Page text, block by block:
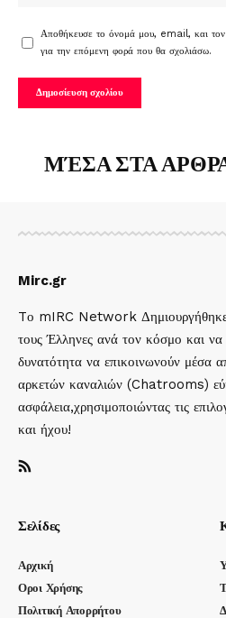
Αποθήκευσε το όνομά μου, email, και τον
για την επόμενη φορά που θα σχολιάσω.
ΜΈΣΑ ΣΤΑ
Mirc.gr
Tο mIRC Network
τους Έλληνες ανά τον κόσμο και να
δυνατότητα να επικοινωνούν μέσα
αρκετών καναλιών (Chatrooms)
ασφάλεια,χρησιμοποιώντας τις
και ήχου!
Σελίδες
Αρχική
Οροι Χρήσης
Πολιτική Απορρήτου